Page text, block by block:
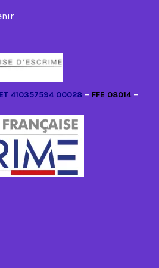
410357594 00028 – FFE 08014–